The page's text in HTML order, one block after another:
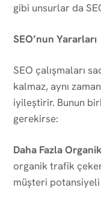
gibi unsurlar da
SEO’nun Yararları
SEO çalışmaları
kalmaz, aynı
iyileştirir. Bunun
gerekirse:
Daha Fazla
organik trafik
müşteri potansiyeli